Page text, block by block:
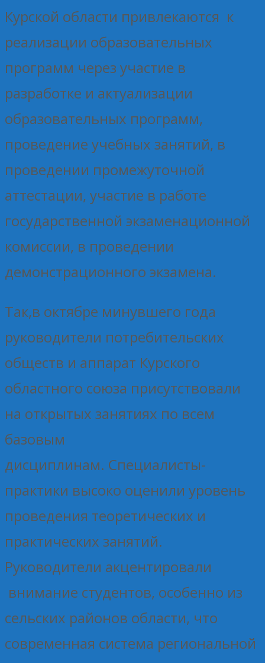
Курской области привлекаются к
реализации образовательных
программ через участие в
разработке и актуализации
образовательных программ,
проведение учебных занятий, в
проведении промежуточной
аттестации, участие в работе
государственной экзаменационной
комиссии, в проведении
демонстрационного экзамена.
Так,в октябре минувшего года
руководители потребительских
обществ и аппарат Курского
областного союза присутствовали
на открытых занятиях по всем
базовым
дисциплинам. Специалисты-
практики высоко оценили уровень
проведения теоретических и
практических занятий.
Руководители акцентировали
внимание студентов, особенно из
сельских районов области, что
современная система региональной